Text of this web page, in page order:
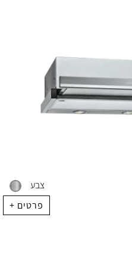
צבע
+ פרטים